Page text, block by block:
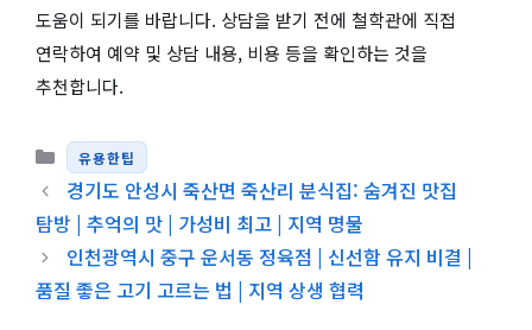
도움이 되기를 바랍니다. 상담을 받기 전에 철학관에 직접
연락하여 예약 및 상담 내용, 비용 등을 확인하는 것을
추천합니다.
카테고리
유용한팁
경기도 안성시 죽산면 죽산리 분식집: 숨겨진 맛집
탐방 | 추억의 맛 | 가성비 최고 | 지역 명물
인천광역시 중구 운서동 정육점 | 신선함 유지 비결 |
품질 좋은 고기 고르는 법 | 지역 상생 협력